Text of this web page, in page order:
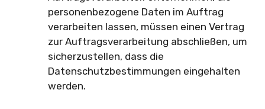
personenbezogene Daten im Auftrag
verarbeiten lassen, müssen einen Vertrag
zur Auftragsverarbeitung abschließen, um
sicherzustellen, dass die
Datenschutzbestimmungen eingehalten
werden.